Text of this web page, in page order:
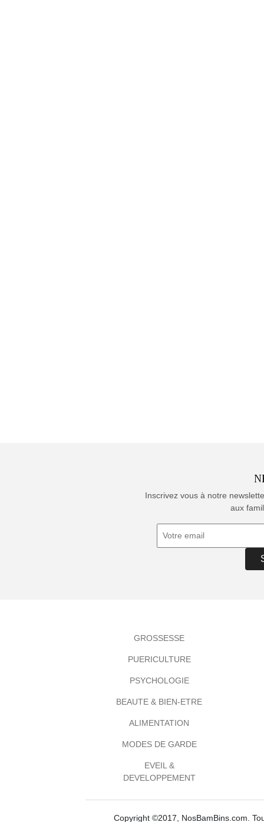
Inscrivez vous à notre
aux
GROSSESSE
PUERICULTURE
PSYCHOLOGIE
BEAUTE & BIEN-ETRE
ALIMENTATION
MODES DE GARDE
EVEIL &
DEVELOPPEMENT
Copyright ©2017, NosBamBins.com.